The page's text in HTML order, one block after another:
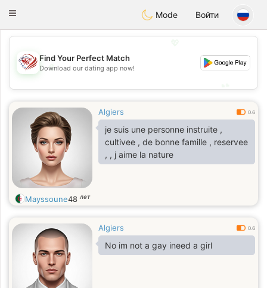
Dating
Toggle
Mode Войти
💖
💕
Find Your Perfect Match
Download our dating app now!
Algiers 0.6
je suis une personne instruite ,
cultivee , de bonne famille , reservee
, , j aime la nature
Mayssoune48 лет
Algiers 0.6
No im not a gay ineed a girl